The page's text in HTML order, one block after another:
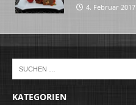
4. Februar 2017
KATEGORIEN